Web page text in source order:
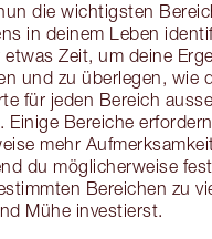
die wichtigsten
in deinem Leben
Zeit, um deine
und zu überlegen, wie
für jeden Bereich
Einige Bereiche erfordern
mehr
du möglicherweise
Bereichen zu
Mühe investierst.